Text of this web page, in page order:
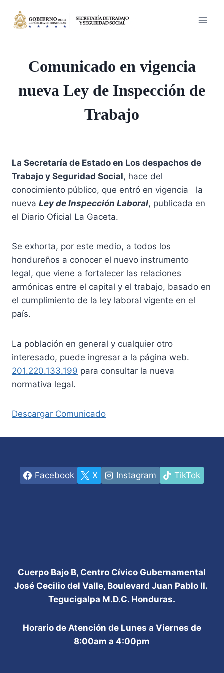
Comunicado en vigencia
nueva Ley de Inspección de
Trabajo
La Secretaría de Estado en Los despachos de
Trabajo y Seguridad Social, hace del
conocimiento público, que entró en vigencia la
nueva Ley de Inspección Laboral, publicada en
el Diario Oficial La Gaceta.
Se exhorta, por este medio, a todos los
hondureños a conocer el nuevo instrumento
legal, que viene a fortalecer las relaciones
armónicas entre el capital y el trabajo, basado en
el cumplimiento de la ley laboral vigente en el
país.
La población en general y cualquier otro
interesado, puede ingresar a la página web.
201.220.133.199 para consultar la nueva
normativa legal.
Descargar Comunicado
Facebook X Instagram TikTok
Cuerpo Bajo B, Centro Cívico Gubernamental
José Cecilio del Valle, Boulevard Juan Pablo II.
Tegucigalpa M.D.C. Honduras.
Horario de Atención de Lunes a Viernes de
8:00am a 4:00pm